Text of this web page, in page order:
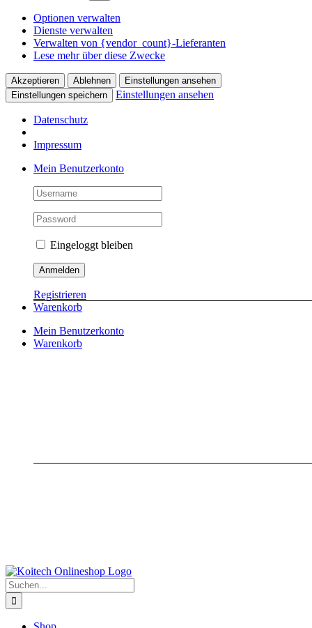
Optionen verwalten
Dienste verwalten
Verwalten von {vendor_count}-Lieferanten
Lese mehr über diese Zwecke
Akzeptieren Ablehnen
Einstellungen ansehen
Einstellungen speichern
Einstellungen ansehen
Datenschutz
Impressum
Skip
Mein Benutzerkonto
Eingeloggt bleiben
Registrieren
Warenkorb
Mein Benutzerkonto
Warenkorb
Suche
nach: